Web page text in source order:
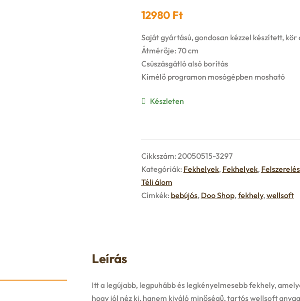
12980 Ft
Saját gyártású, gondosan kézzel készített,
Átmérője: 70 cm
Csúszásgátló alsó borítás
Kímélő programon mosógépben mosható
Készleten
Cikkszám:20050515-3297
Kategóriák: Fekhelyek, Fekhelyek, Felszerelés
Téli álom
Címkék: bebújós, Doo Shop,fekhely,wellsoft
Leírás
Itt a legújabb, legpuhább és legkényelmesebb fekhely,
hogy jól néz ki, hanem kiváló minőségű, tartós wellsoft